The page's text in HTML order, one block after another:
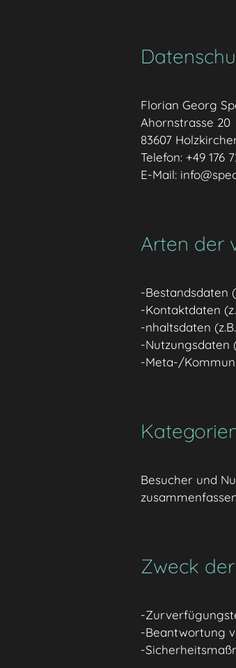
Florian Georg
Ahornstrasse 20
83607
Telefon: +49 176
E-Mail:
Arten der
-Bestandsdaten
-Kontaktdaten
-nhaltsdaten
-Nutzungsdaten
-Meta-/
Besucher und
Zweck
-
-Beantwortung
-